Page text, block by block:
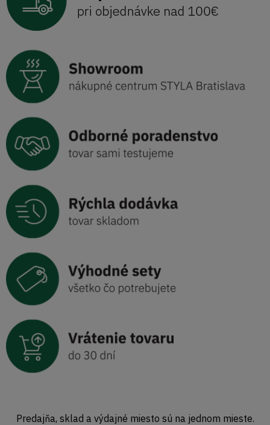
Predajňa, sklad a výdajné miesto sú na jednom mieste.